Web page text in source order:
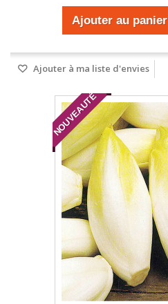
Ajouter au panier
Ajouter à ma liste d'envies
NOUVEAUTÉ